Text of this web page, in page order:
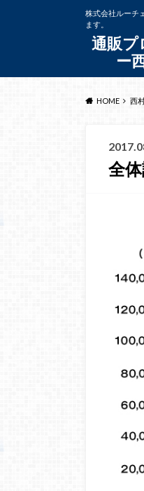
通販プ
ー
株式会社ルーチ
ます。
HOME 西
全